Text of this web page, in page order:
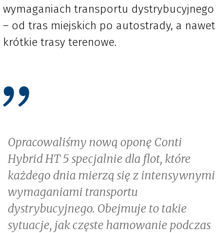
wymaganiach transportu dystrybucyjnego
– od tras miejskich po autostrady, a nawet
krótkie trasy terenowe.
Opracowaliśmy nową oponę Conti
Hybrid HT 5 specjalnie dla flot, które
każdego dnia mierzą się z intensywnymi
wymaganiami transportu
dystrybucyjnego. Obejmuje to takie
sytuacje, jak częste hamowanie podczas